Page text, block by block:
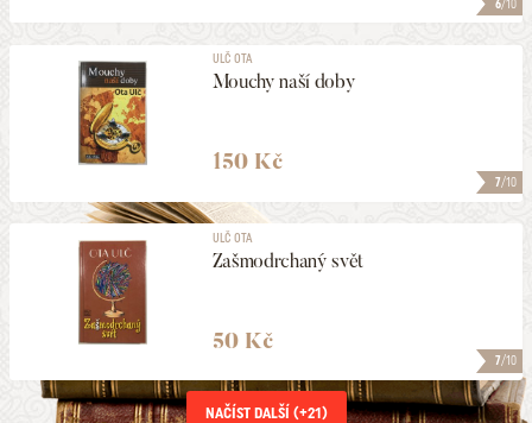
6/10
7/10
ULČ OTA
Mouchy naší doby
150 Kč
7/10
ULČ OTA
Zašmodrchaný svět
50 Kč
NAČÍST DALŠÍ (+21)